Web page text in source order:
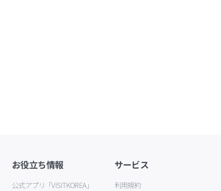
お役立ち情報
公式アプリ「VISITKOREA」
サービス
利用規約